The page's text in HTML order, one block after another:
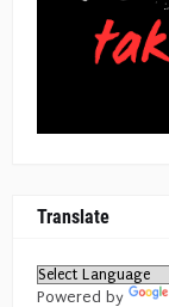
Translate
Powered by